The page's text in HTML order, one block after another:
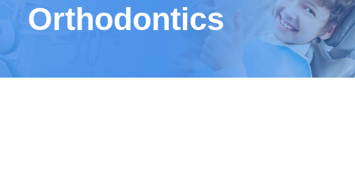
Orthodontics